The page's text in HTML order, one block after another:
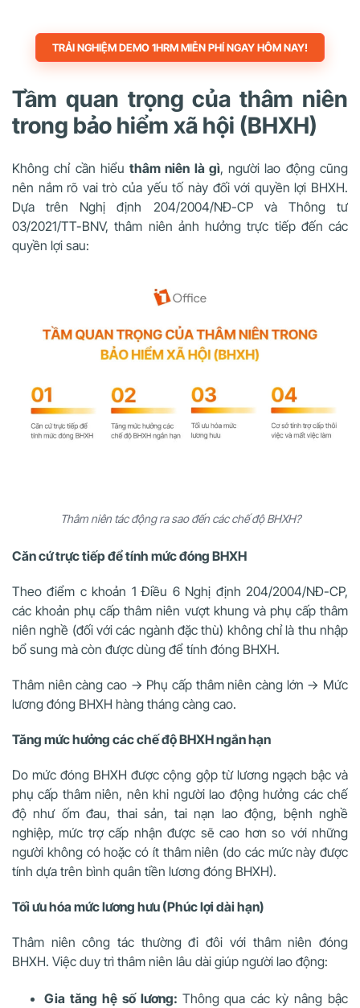
TRẢI NGHIỆM DEMO 1HRM MIỄN PHÍ NGAY HÔM NAY!
Tầm quan trọng của thâm niên
trong bảo hiểm xã hội (BHXH)
Không chỉ cần hiểuthâm niên là gì, người lao động cũng
nên nắm rõ vai trò của yếu tố này đối với quyền lợi BHXH.
Dựa trên Nghị định 204/2004/NĐ-CP và Thông tư
03/2021/TT-BNV, thâm niên ảnh hưởng trực tiếp đến các
quyền lợi sau:
Thâm niên tác động ra sao đến các chế độ BHXH?
Căn cứ trực tiếp để tính mức đóng BHXH
Theo điểm c khoản 1 Điều 6 Nghị định 204/2004/NĐ-CP,
các khoản phụ cấp thâm niên vượt khung và phụ cấp thâm
niên nghề (đối với các ngành đặc thù) không chỉ là thu nhập
bổ sung mà còn được dùng để tính đóng BHXH.
Thâm niên càng cao → Phụ cấp thâm niên càng lớn → Mức
lương đóng BHXH hàng tháng càng cao.
Tăng mức hưởng các chế độ BHXH ngắn hạn
Do mức đóng BHXH được cộng gộp từ lương ngạch bậc và
phụ cấp thâm niên, nên khi người lao động hưởng các chế
độ như ốm đau, thai sản, tai nạn lao động, bệnh nghề
nghiệp, mức trợ cấp nhận được sẽ cao hơn so với những
người không có hoặc có ít thâm niên (do các mức này được
tính dựa trên bình quân tiền lương đóng BHXH).
Tối ưu hóa mức lương hưu (Phúc lợi dài hạn)
Thâm niên công tác thường đi đôi với thâm niên đóng
BHXH. Việc duy trì thâm niên lâu dài giúp người lao động:
Gia tăng hệ số lương: Thông qua các kỳ nâng bậc